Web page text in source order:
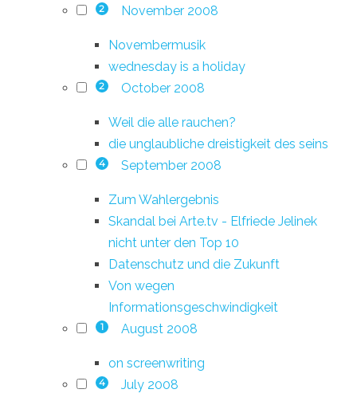
2 November 2008
Novembermusik
wednesday is a holiday
2 October 2008
Weil die alle rauchen?
die unglaubliche dreistigkeit des seins
4 September 2008
Zum Wahlergebnis
Skandal bei Arte.tv - Elfriede Jelinek
nicht unter den Top 10
Datenschutz und die Zukunft
Von wegen
Informationsgeschwindigkeit
1 August 2008
on screenwriting
4 July 2008